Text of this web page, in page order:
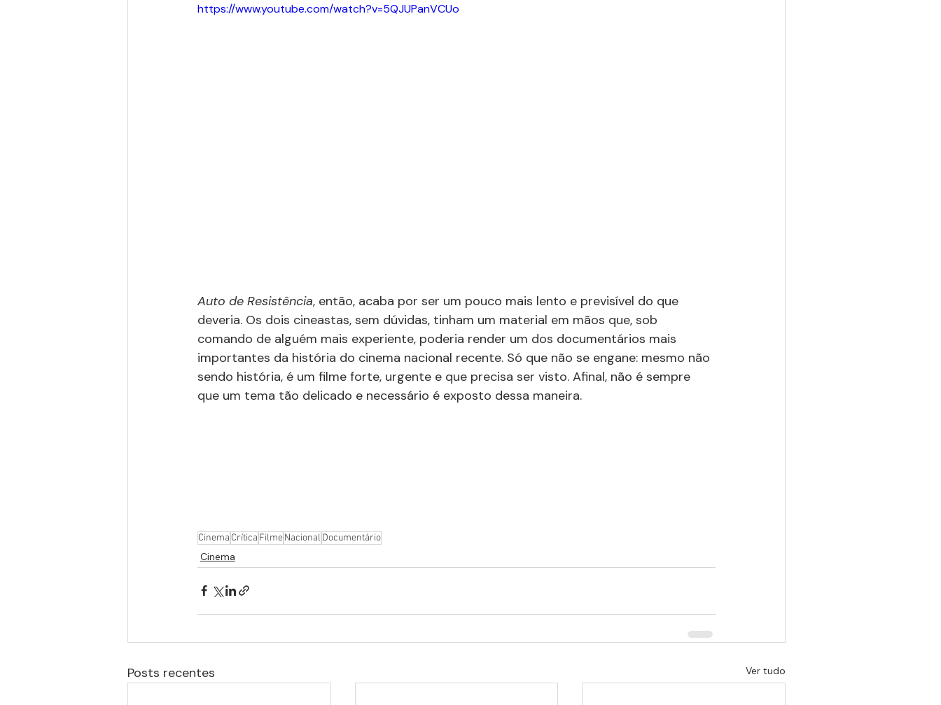
https://www.youtube.com/watch?v=5QJUPanVCUo
Auto de Resistência, então, acaba por ser um pouco mais lento e previsível do que
deveria. Os dois cineastas, sem dúvidas, tinham um material em mãos que, sob
comando de alguém mais experiente, poderia render um dos documentários mais
importantes da história do cinema nacional recente. Só que não se engane: mesmo não
sendo história, é um filme forte, urgente e que precisa ser visto. Afinal, não é sempre
que um tema tão delicado e necessário é exposto dessa maneira.
Cinema Crítica FilmeNacional Documentário
Cinema
Posts recentes Ver tudo